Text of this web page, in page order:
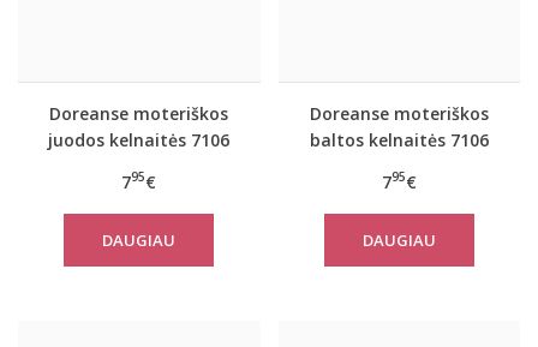
Doreanse moteriškos
juodos kelnaitės 7106
795€
DAUGIAU
Doreanse moteriškos
baltos kelnaitės 7106
795€
DAUGIAU